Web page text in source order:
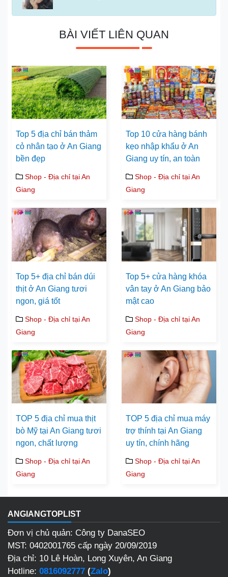
BÀI VIẾT LIÊN QUAN
Top 5 địa chỉ bán thảm
cỏ nhân tạo ở An Giang
bền đẹp
Shop - Địa chỉ tại An
Giang
Top 10 cửa hàng bánh
kẹo nhập khẩu ở An
Giang uy tín, an toàn
Shop - Địa chỉ tại An
Giang
Top 5+ địa chỉ bán dúi
thịt ở An Giang tươi
ngon, giá tốt
Shop - Địa chỉ tại An
Giang
Top 5+ cửa hàng khóa
vân tay ở An Giang bảo
mật cao
Shop - Địa chỉ tại An
Giang
TOP 5 địa chỉ mua thịt
bò Mỹ tại An Giang tươi
ngon, chất lượng
Shop - Địa chỉ tại An
Giang
TOP 5 địa chỉ mua máy
trợ thính tại An Giang
uy tín, chính hãng
Shop - Địa chỉ tại An
Giang
ANGIANGTOPLIST
Đơn vị chủ quản: Công ty DanaSEO
MST: 0402001765 cấp ngày 20/09/2019
Địa chỉ: 10 Lê Hoàn, Long Xuyên, An Giang
Hotline: 0816092777 (Zalo)